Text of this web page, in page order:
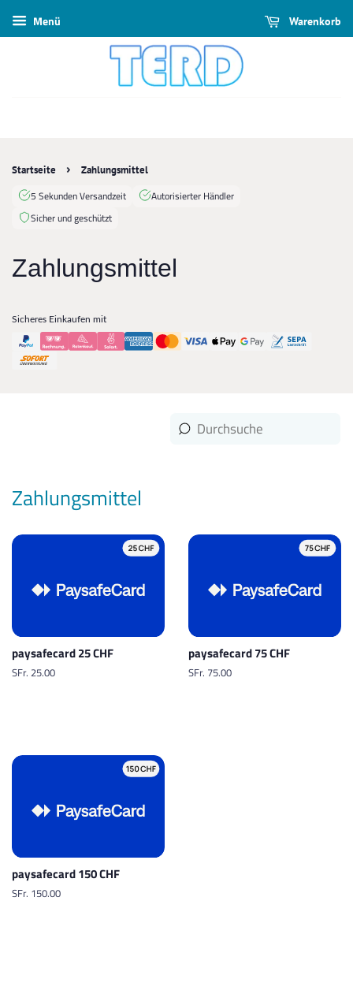
Menü Warenkorb
Startseite › Zahlungsmittel
5 Sekunden Versandzeit
Autorisierter Händler
Sicher und geschützt
Zahlungsmittel
Sicheres Einkaufen mit
Zahlungsmittel
paysafecard 25 CHF
Normaler
SFr. 25.00
paysafecard 75 CHF
Normaler
SFr. 75.00
paysafecard 150 CHF
Normaler
SFr. 150.00